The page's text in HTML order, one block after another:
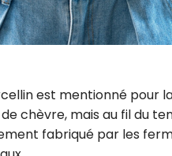
est mentionné pour
chèvre, mais au fil du
fabriqué par les